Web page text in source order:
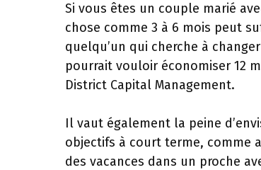
Si vous êtes un couple marié
chose comme 3 à 6 mois peut
quelqu’un qui cherche à
pourrait vouloir économiser 12
District Capital Management.
Il vaut également la peine
objectifs à court terme, comme
des vacances dans un proche